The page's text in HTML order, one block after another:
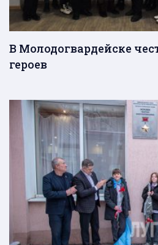
В Молодогвардейске
героев